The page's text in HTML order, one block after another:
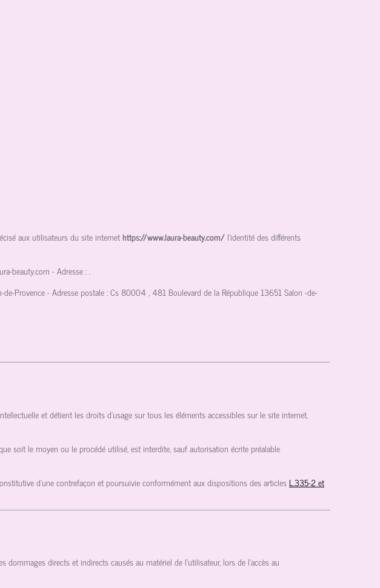
aux utilisateurs du site internethttps://www.laura-beauty.com/ l'identité des différents
beauty.com - Adresse :.
de-Provence- Adresse postale :Cs 80004 , 481 Boulevard de la République 13651 Salon -de-
et détient les droits d’usage sur tous les éléments accessibles sur le site internet,
soit le moyen ou le procédé utilisé, est interdite, sauf autorisation écrite préalable
d’une contrefaçon et poursuivie conformément aux dispositions des articles L.335-2 et
dommages directs et indirects causés au matériel de l’utilisateur, lors de l’accès au